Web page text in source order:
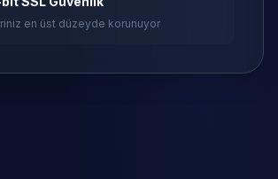
en üst düzeyde korunuyor